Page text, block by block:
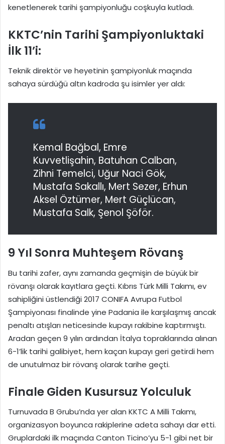
kenetlenerek tarihi şampiyonluğu coşkuyla kutladı.
KKTC’nin Tarihi Şampiyonluktaki
İlk 11’i:
Teknik direktör ve heyetinin şampiyonluk maçında
sahaya sürdüğü altın kadroda şu isimler yer aldı:
Kemal Bağbal, Emre
Kuvvetlişahin, Batuhan Calban,
Zihni Temelci, Uğur Naci Gök,
Mustafa Sakallı, Mert Sezer, Erhun
Aksel Öztümer, Mert Güçlücan,
Mustafa Salk, Şenol Şöför.
9 Yıl Sonra Muhteşem Rövanş
Bu tarihi zafer, aynı zamanda geçmişin de büyük bir
rövanşı olarak kayıtlara geçti. Kıbrıs Türk Milli Takımı, ev
sahipliğini üstlendiği 2017 CONIFA Avrupa Futbol
Şampiyonası finalinde yine Padania ile karşılaşmış ancak
penaltı atışları neticesinde kupayı rakibine kaptırmıştı.
Aradan geçen 9 yılın ardından İtalya topraklarında alınan
6-1’lik tarihi galibiyet, hem kaçan kupayı geri getirdi hem
de unutulmaz bir rövanş olarak tarihe geçti.
Finale Giden Kusursuz Yolculuk
Turnuvada B Grubu’nda yer alan KKTC A Milli Takımı,
organizasyon boyunca rakiplerine adeta sahayı dar etti.
Gruplardaki ilk maçında Canton Ticino’yu 5-1 gibi net bir